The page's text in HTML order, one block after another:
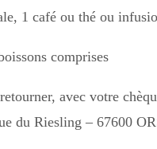
1 café ou thé ou
comprises
avec votre
du Riesling – 67600